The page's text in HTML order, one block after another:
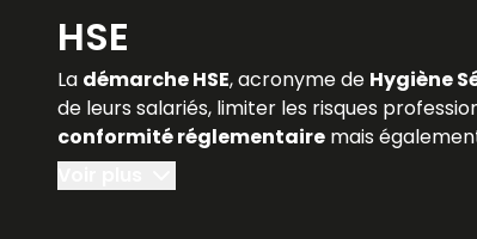
HSE
La démarche HSE, acronyme de Hygiène
de leurs salariés, limiter les risques
conformité réglementaire mais
économique
la portée du HSE est indispensable. Les